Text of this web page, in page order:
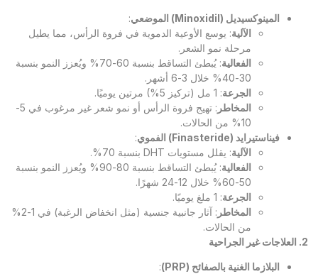
المينوكسيديل (Minoxidil) الموضعي:
الآلية: يوسع الأوعية الدموية في فروة الرأس، مما يطيل
مرحلة نمو الشعر.
الفعالية
: يُبطئ التساقط بنسبة 60-70% ويُعزز النمو بنسبة
30-40% خلال 3-6 أشهر.
الجرعة: 1 مل (تركيز 5%) مرتين يوميًا.
المخاطر
: تهيج فروة الرأس أو نمو شعر غير مرغوب في 5-
10% من الحالات.
فيناستيرايد (Finasteride) الفموي:
الآلية: يقلل مستويات DHT بنسبة 70%.
الفعالية
: يُبطئ التساقط بنسبة 80-90% ويُعزز النمو بنسبة
50-60% خلال 12-24 شهرًا.
الجرعة: 1 ملغ يوميًا.
المخاطر
: آثار جانبية جنسية (مثل انخفاض الرغبة) في 1-2%
من الحالات.
2. العلاجات غير الجراحية
البلازما الغنية بالصفائح (PRP
)
: